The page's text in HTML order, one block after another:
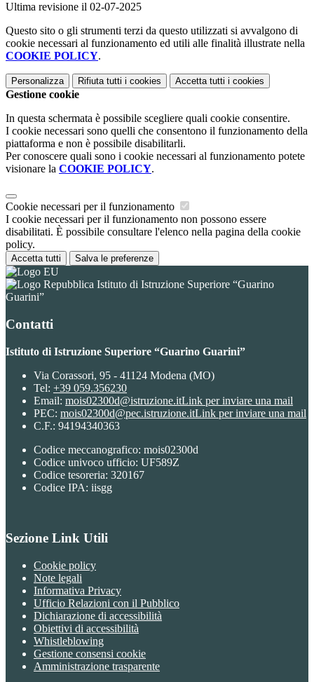
Ultima revisione il 02-07-2025
Questo sito o gli strumenti terzi da questo utilizzati si avvalgono di
cookie necessari al funzionamento ed utili alle finalità illustrate nella
COOKIE POLICY.
Personalizza Rifiuta tutti i cookies Accetta tutti i cookies
Gestione cookie
In questa schermata è possibile scegliere quali cookie consentire.
I cookie necessari sono quelli che consentono il funzionamento della
piattaforma e non è possibile disabilitarli.
Per conoscere quali sono i cookie necessari al funzionamento potete
visionare la COOKIE POLICY.
Cookie necessari per il funzionamento
I cookie necessari per il funzionamento non possono essere
disabilitati. È possibile consultare l'elenco nella pagina della cookie
policy.
Accetta tutti Salva le preferenze
Istituto di Istruzione Superiore “Guarino
Guarini”
Contatti
Istituto di Istruzione Superiore “Guarino Guarini”
Via Corassori, 95 - 41124 Modena (MO)
Tel: +39 059.356230
Email: mois02300d@istruzione.itLink per inviare una mail
PEC: mois02300d@pec.istruzione.itLink per inviare una mail
C.F.: 94194340363
Codice meccanografico: mois02300d
Codice univoco ufficio: UF589Z
Codice tesoreria: 320167
Codice IPA: iisgg
Sezione Link Utili
Cookie policy
Note legali
Informativa Privacy
Ufficio Relazioni con il Pubblico
Dichiarazione di accessibilità
Obiettivi di accessibilità
Whistleblowing
Gestione consensi cookie
Amministrazione trasparente